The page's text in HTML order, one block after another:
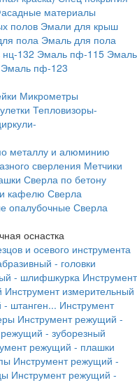
материалы
полов Эмали для крыш
пола Эмаль для пола
132 Эмаль пф-115 Эмаль
Эмаль пф-123
Микрометры
Тепловизоры-
металлу и алюминию
сверления Метчики
Сверла по бетону
кафелю Сверла
опалубочныеСверла
оснастка
и осевого инструмента
- головки
- шлифшкурка Инструмент
Инструмент измерительный
- штанген... Инструмент
Инструмент режущий -
- зуборезный
режущий - плашки
Инструмент режущий -
Инструмент режущий -